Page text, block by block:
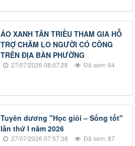
ÁO XANH TÂN TRIỀU THAM GIA HỖ
TRỢ CHĂM LO NGƯỜI CÓ CÔNG
TRÊN ĐỊA BÀN PHƯỜNG
27/07/2026 08:07:28 Đã xem: 64
Tuyên dương "Học giỏi – Sống tốt"
lần thứ I năm 2026
27/07/2026 07:57:38 Đã xem: 87